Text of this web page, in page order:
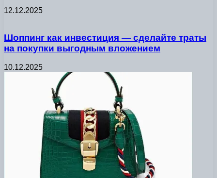
12.12.2025
Шоппинг как инвестиция — сделайте траты
на покупки выгодным вложением
10.12.2025